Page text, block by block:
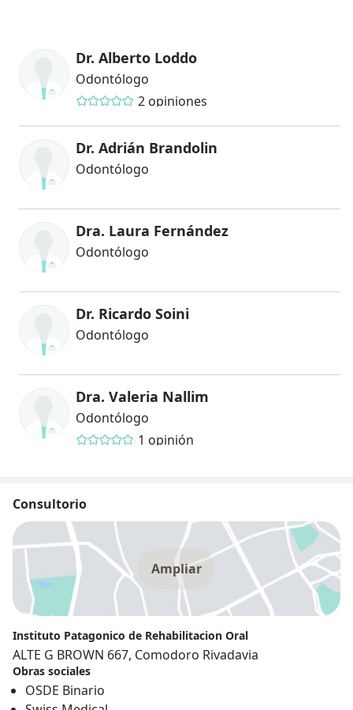
Dr. Alberto Loddo
Odontólogo
2 opiniones
Dr. Adrián Brandolin
Odontólogo
Dra. Laura Fernández
Odontólogo
Dr. Ricardo Soini
Odontólogo
Dra. Valeria Nallim
Odontólogo
1 opinión
Consultorio
Ampliar
Instituto Patagonico de Rehabilitacion Oral
ALTE G BROWN 667, Comodoro Rivadavia
Obras sociales
OSDE Binario